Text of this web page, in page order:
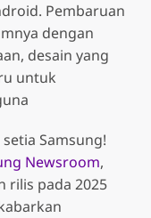
Pembaruan
dengan
desain yang
untuk
Samsung!
Newsroom,
rilis pada 2025